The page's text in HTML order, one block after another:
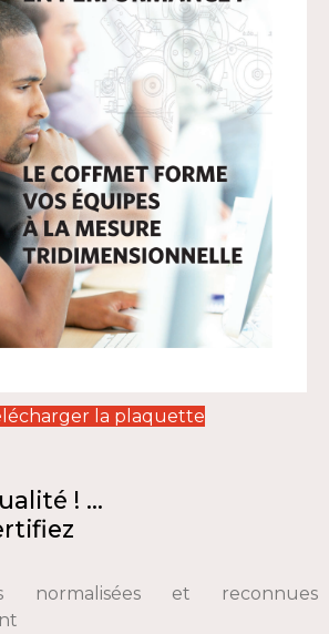
la plaquette
! ...
normalisées et reconnues